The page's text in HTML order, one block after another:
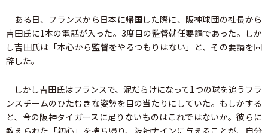
ある日、フランスから日本に帰国した際に、阪神球団の社長から
吉田氏に1本の電話が入った。3度目の監督就任要請であった。しか
し吉田氏は「本心から監督をやるつもりはない」と、その要請を固
辞した。
しかし吉田氏はフランスで、泥だらけになって1つの球を追うフラ
ンスチームのひたむきな姿勢を目の当たりにしていた。もしかする
と、今の阪神タイガースに足りないものはこれではないか。彼らに
教えられた「初心」を持ち帰り、阪神ナインに与えることが、自分